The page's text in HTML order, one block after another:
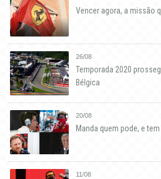
Vencer agora, a missão
26/08
Temporada 2020
Bélgica
20/08
Manda quem pode, e
11/08